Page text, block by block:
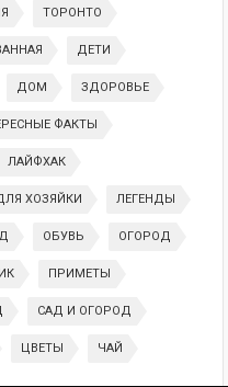
ТОРОНТО
ДЕТИ
ДОМ ЗДОРОВЬЕ
ФАКТЫ
ЛАЙФХАК
ХОЗЯЙКИ ЛЕГЕНДЫ
ОБУВЬ ОГОРОД
ПРИМЕТЫ
САД И ОГОРОД
ЦВЕТЫ ЧАЙ